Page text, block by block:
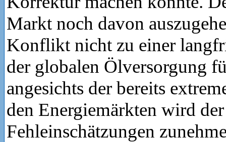
Markt noch davon
Konflikt nicht zu einer
der globalen Ölversorgung
angesichts der bereits
den Energiemärkten wird
Fehleinschätzungen